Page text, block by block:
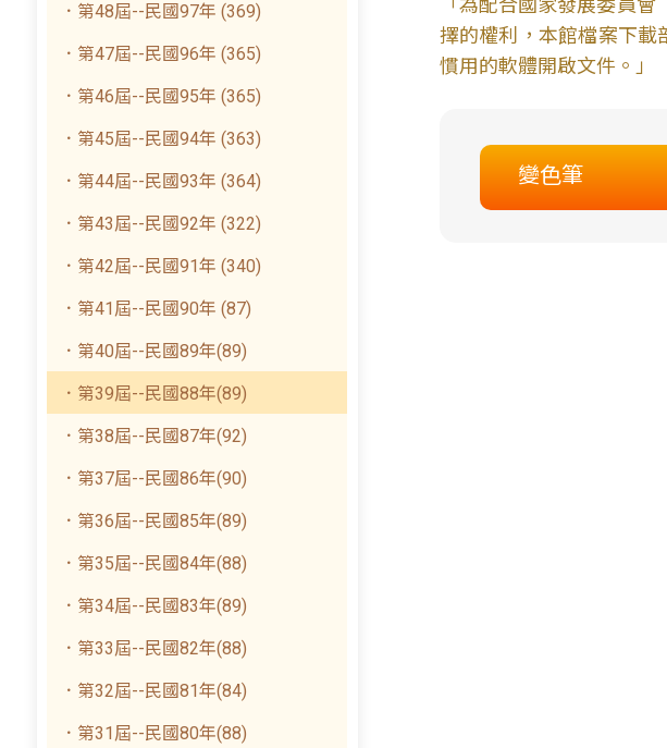
．第48屆--民國97年 (369)
．第47屆--民國96年 (365)
．第46屆--民國95年 (365)
．第45屆--民國94年 (363)
．第44屆--民國93年 (364)
．第43屆--民國92年 (322)
．第42屆--民國91年 (340)
．第41屆--民國90年 (87)
．第40屆--民國89年(89)
．第39屆--民國88年(89)
．第38屆--民國87年(92)
．第37屆--民國86年(90)
．第36屆--民國85年(89)
．第35屆--民國84年(88)
．第34屆--民國83年(89)
．第33屆--民國82年(88)
．第32屆--民國81年(84)
．第31屆--民國80年(88)
「為配合國家發展委員
擇的權利，本館檔案下載
慣用的軟體開啟文件。」
變色筆